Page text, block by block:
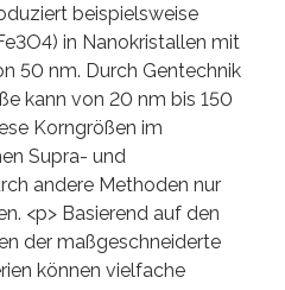
beispielsweise
in Nanokristallen mit
50 nm. Durch Gentechnik
kann von 20 nm bis 150
Korngrößen im
Supra- und
andere Methoden nur
<p> Basierend auf den
der maßgeschneiderte
können vielfache